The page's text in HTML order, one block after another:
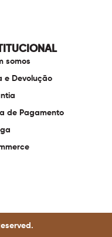
somos
e Devolução
de Pagamento